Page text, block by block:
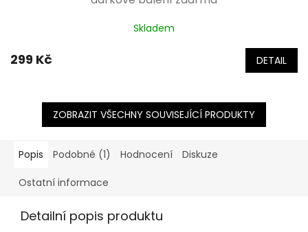
Skladem
299 Kč DETAIL
ZOBRAZIT VŠECHNY SOUVISEJÍCÍ PRODUKTY
Popis Podobné (1) Hodnocení Diskuze
Ostatní informace
Detailní popis produktu